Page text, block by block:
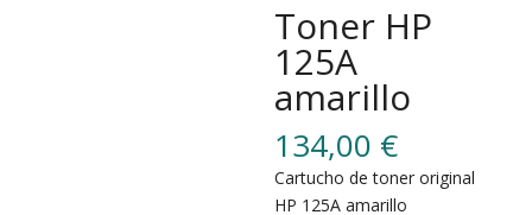
Toner HP
125A
amarillo
134,00 €
Cartucho de toner original
HP 125A amarillo